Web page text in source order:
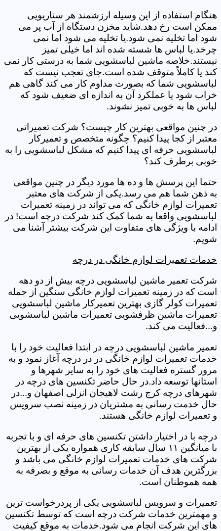
هنگام استفاده از این وسیله ارزشمند هر سناریویی
ممکن است رخ دهد.شاید مخزن دستگاه از آب پر می
شود اما تخلیه نمی شود.یا تخلیه می شود اما نمی
چرخد.یا لباس ها شسته شده اند اما خیلی تمیز
نیستند.خلاصه ماشین لباسشویی شما به درستی کار نمی
کند یا کاملاً متوقف شده است.جای تعجب نیست که
لباسشویی شما که بصورت مداوم کار می کند گاهی هم
خراب شود یا عملکرد آن به اندازه ای ضعیف شود که
لباس ها به خوبی تمیز نشوند.
در چنین مواقعی بهترین کار چیست؟ شرکت تعمیراتی
معتبر از کجا پیدا کنیم؟ چگونه متخصص و تعمیرکار
لباسشویی حرفه ای پیدا کنیم که مشکل لباسشویی را به
خوبی برطرف کند؟
حتما این پرسش ها و ده ها مورد دیگر در چنین مواقعی
به ذهن شما هم می رسد.یکی از شرکت های معتبر
تعمیرات لوازم خانگی که می تواند در زمینه تعمیرات
لباسشویی واقعا به شما کمک کند شرکت درچه است! در
ادامه با ویژگی های متفاوت این شرکت بیشتر آشنا می
شویم.
خدمات تعمیرات لوازم خانگی در درچه
شرکت تعمیر ماشین لباسشویی درچه بیش از دو دهه
است که در زمینه تعمیرات لوازم خانگی سنگین از جمله
تعمیرات کولر گازی بهترین تعمیرکار ماشین لباسشویی
تعمیرات ماشین ظرفشویی تعمیرات ماشین لباسشویی
و...فعالیت می کند.
تعمیر ماشین لباسشویی درچه در ابتدا فعالیت خود را با
خدمات تعمیرات لوازم خانگی در در درچه آغاز نمود و به
مرور گستره فعالیت های خود را به سایر شهرها و
استانها توسعه داد.در حال حاضر تکنسین های درچه در
شهرهای درچه کرج رشت لاهیجان انزلی اصفهان و...در
حال خدمت رسانی به مشتریان در زمینه نصب سرویس
و تعمیرات لوازم خانگی هستند.
درچه با در اختیار داشتن تکنسین های حرفه ای و با تجربه
با میانگین ۱۱ سال سابقه کاری همواره یکی از بهترین
شرکت های خدمات تعمیرات لوازم خانگی می باشد و
بزرگترین هدف آن خدمات رسانی به موقع و بصرفه به
همه هموطنان است.
تعمیرات و سرویس لباسشویی یکی از پردرخواست ترین
و مهمترین خدمات شرکت درچه است که توسط تکنسین
های این شرکت انجام می شود.خدمات به موقع کیفیت